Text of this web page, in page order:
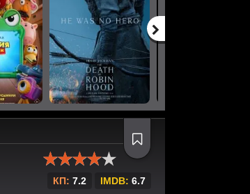
КП: 7.2 IMDB: 6.7